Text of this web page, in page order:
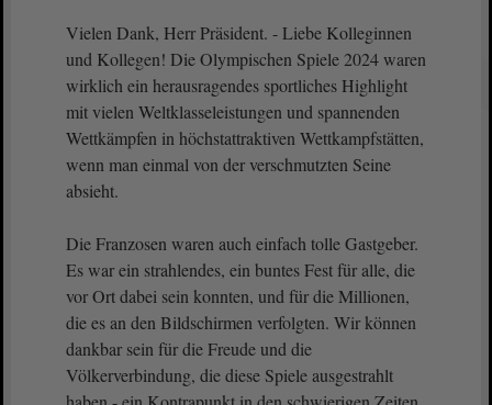
Vielen Dank, Herr Präsident. - Liebe Kolleginnen
und Kollegen! Die Olympischen Spiele 2024 waren
wirklich ein herausragendes sportliches Highlight
mit vielen Weltklasseleistungen und spannenden
Wettkämpfen in höchstattraktiven Wettkampfstätten,
wenn man einmal von der verschmutzten Seine
absieht.
Die Franzosen waren auch einfach tolle Gastgeber.
Es war ein strahlendes, ein buntes Fest für alle, die
vor Ort dabei sein konnten, und für die Millionen,
die es an den Bildschirmen verfolgten. Wir können
dankbar sein für die Freude und die
Völkerverbindung, die diese Spiele ausgestrahlt